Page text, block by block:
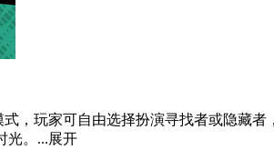
，玩家可自由选择扮演寻找者或隐藏
光。...展开